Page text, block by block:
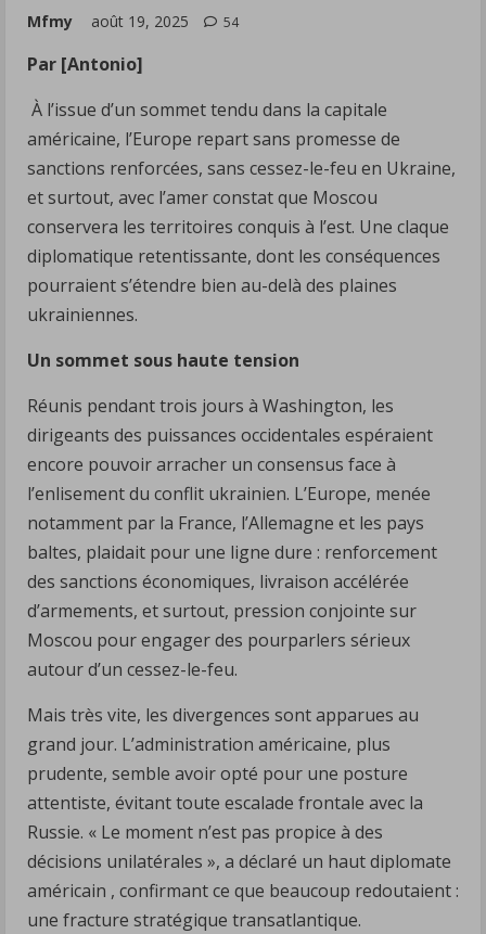
Mfmy août 19, 2025 54
Par [Antonio]
À l’issue d’un sommet tendu dans la capitale
américaine, l’Europe repart sans promesse de
sanctions renforcées, sans cessez-le-feu en Ukraine,
et surtout, avec l’amer constat que Moscou
conservera les territoires conquis à l’est. Une claque
diplomatique retentissante, dont les conséquences
pourraient s’étendre bien au-delà des plaines
ukrainiennes.
Un sommet sous haute tension
Réunis pendant trois jours à Washington, les
dirigeants des puissances occidentales espéraient
encore pouvoir arracher un consensus face à
l’enlisement du conflit ukrainien. L’Europe, menée
notamment par la France, l’Allemagne et les pays
baltes, plaidait pour une ligne dure : renforcement
des sanctions économiques, livraison accélérée
d’armements, et surtout, pression conjointe sur
Moscou pour engager des pourparlers sérieux
autour d’un cessez-le-feu.
Mais très vite, les divergences sont apparues au
grand jour. L’administration américaine, plus
prudente, semble avoir opté pour une posture
attentiste, évitant toute escalade frontale avec la
Russie. « Le moment n’est pas propice à des
décisions unilatérales », a déclaré un haut diplomate
américain , confirmant ce que beaucoup redoutaient :
une fracture stratégique transatlantique.